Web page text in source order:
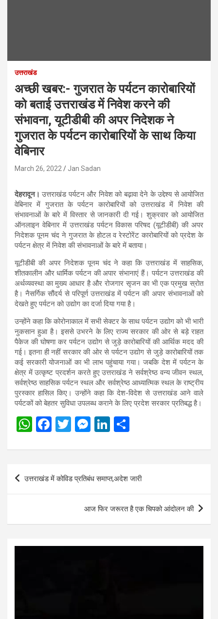
उत्तराखंड
अच्छी खबर:- गुजरात के पर्यटन कारोबारियों
को बताई उत्तराखंड में निवेश करने की
संभावना, यूटीडीबी की अपर निदेशक ने
गुजरात के पर्यटन कारोबारियों के साथ किया
वेबिनार
March 26, 2022 Jan Sadan
देहरादून। उत्तराखंड पर्यटन और निवेश को बढ़ावा देने के उद्देश्य से आयोजित
वेबिनार में गुजरात के पर्यटन कारोबारियों को उत्तराखंड में निवेश की
संभावनाओं के बारे में‌ विस्तार से जानकारी दी गई। शुक्रवार को आयोजित
ऑनलाइन वेबिनार में उत्तराखंड पर्यटन विकास परिषद (यूटीडीबी) की अपर
निदेशक पूनम चंद ने गुजरात के होटल व रेस्टोरेंट कारोबारियों को प्रदेश के
पर्यटन क्षेत्र में निवेश की संभावनाओं के बारे में बताया।
यूटीडीबी की अपर निदेशक पूनम चंद ने कहा कि उत्तराखंड में साहसिक,
शीतकालीन और धार्मिक पर्यटन की अपार संभानाएं हैं। पर्यटन उत्तराखंड की
अर्थव्यवस्था का मुख्य आधार है और रोजगार सृजन का भी एक प्रमुख स्रोत
है। नैसर्गिक सौंदर्य से परिपूर्ण उत्तराखंड में पर्यटन की अपार संभावनाओं को
देखते हुए पर्यटन को उद्योग का दर्जा दिया गया है।
उन्होंने कहा कि कोरोनाकाल में सभी सेक्टर के साथ पर्यटन उद्योग को भी भारी
नुकसान हुआ है। इससे उभरने के लिए राज्य सरकार की ओर से बड़े राहत
पैकेज की घोषणा कर पर्यटन उद्योग से जुड़े कारोबारियों की आर्थिक मदद की
गई। इतना ही नहीं सरकार की ओर से पर्यटन उद्योग से जुड़े कारोबारियों तक
कई सरकारी योजनाओं का भी लाभ पहुंचाया गया। जबकि देश में पर्यटन के
क्षेत्र में उत्कृष्ट प्रदर्शन करते हुए उत्तराखंड ने सर्वश्रेष्ठ वन्य जीवन स्थल,
सर्वश्रेष्ठ साहसिक पर्यटन स्थल और सर्वश्रेष्ठ आध्यात्मिक स्थल के राष्ट्रीय
पुरस्कार हासिल किए। उन्होंने कहा कि देश-विदेश से उत्तराखंड आने वाले
पर्यटकों को बेहतर सुविधा उपलब्ध कराने के लिए प्रदेश सरकार प्रतिबद्ध है।
W
at
A
F
ce
b
o
T
tt
er
M
se
g
er
Li
ke
dI
n
ar
Post
उत्तराखंड में कोविड प्रतिबंध समाप्त,अदेश जारी
आज फिर जरूरत है एक चिपको आंदोलन की